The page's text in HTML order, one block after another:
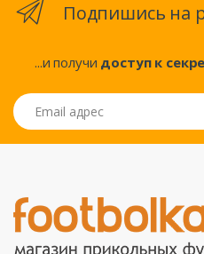
Подпишись на
...и получи доступ к
Email адрес